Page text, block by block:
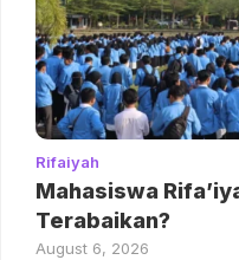
Rifaiyah
Mahasiswa
Terabaikan?
August 6, 2026